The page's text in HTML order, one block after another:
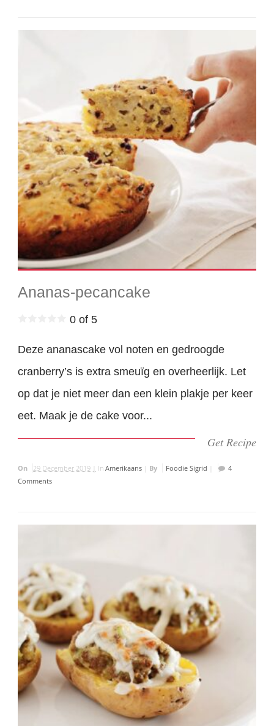
Ananas-pecancake
0 of 5
Deze ananascake vol noten en gedroogde
cranberry’s is extra smeuïg en overheerlijk. Let
op dat je niet meer dan een klein plakje per keer
eet. Maak je de cake voor...
Get Recipe
On 29 December 2019 | InAmerikaans By Foodie Sigrid
4
Comments